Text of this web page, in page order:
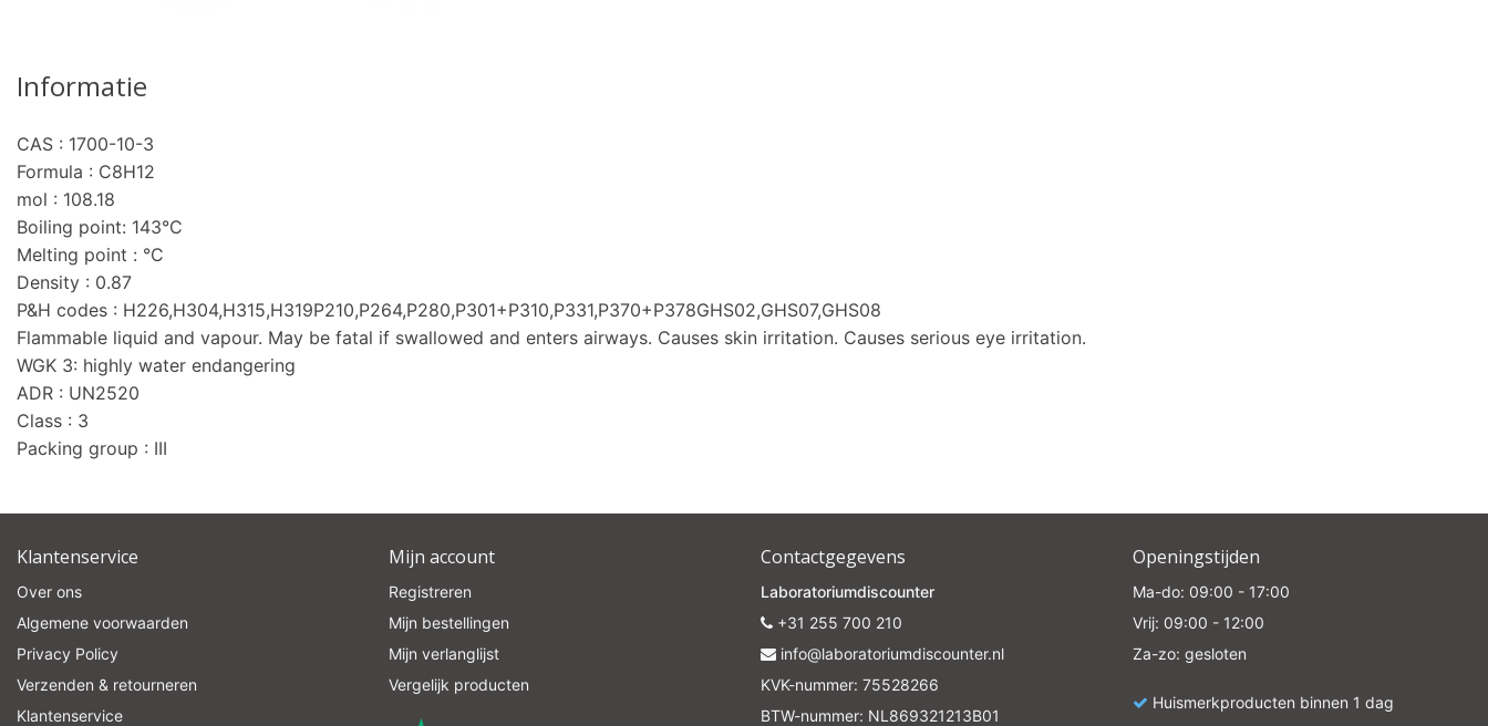
Informatie
CAS : 1700-10-3
Formula : C8H12
mol : 108.18
Boiling point: 143°C
Melting point : °C
Density : 0.87
P&H codes : H226,H304,H315,H319P210,P264,P280,P301+P310,P331,P370+P378GHS02,GHS07,GHS08
Flammable liquid and vapour. May be fatal if swallowed and enters airways. Causes skin irritation. Causes serious eye irritation.
WGK 3: highly water endangering
ADR : UN2520
Class : 3
Packing group : III
Klantenservice
Over ons
Algemene voorwaarden
Privacy Policy
Verzenden & retourneren
Klantenservice
Mijn account
Registreren
Mijn bestellingen
Mijn verlanglijst
Vergelijk producten
Contactgegevens
Laboratoriumdiscounter
+31 255 700 210
info@laboratoriumdiscounter.nl
KVK-nummer: 75528266
BTW-nummer: NL869321213B01
Openingstijden
Ma-do: 09:00 - 17:00
Vrij: 09:00 - 12:00
Za-zo: gesloten
Huismerkproducten binnen 1 dag